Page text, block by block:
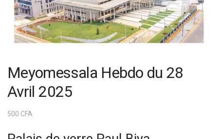
Meyomessala Hebdo du 28
Avril 2025
500 CFA